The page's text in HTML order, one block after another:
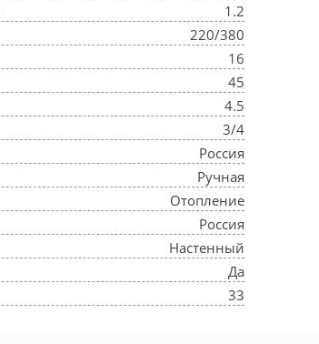
1.2
220/380
16
45
4.5
3/4
Россия
Ручная
Отопление
Россия
Настенный
Да
33